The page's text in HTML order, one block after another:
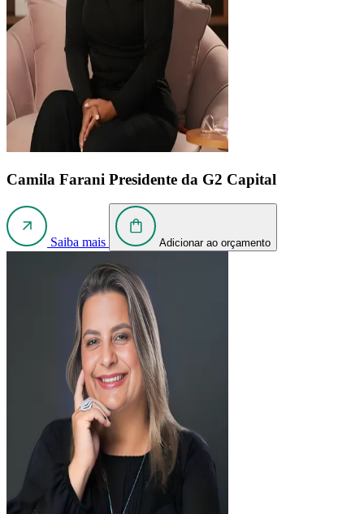
Camila Farani Presidente da G2 Capital
Saiba mais Adicionar ao orçamento